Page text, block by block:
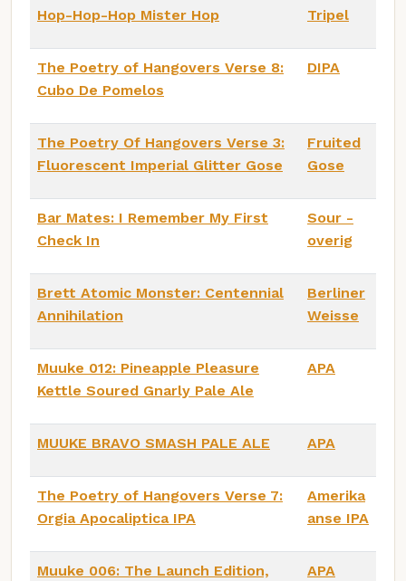
Hop-Hop-Hop Mister Hop Tripel
The Poetry of Hangovers Verse 8:
Cubo De Pomelos
DIPA
The Poetry Of Hangovers Verse 3:
Fluorescent Imperial Glitter Gose
Fruited
Gose
Bar Mates: I Remember My First
Check In
Sour -
overig
Brett Atomic Monster: Centennial
Annihilation
Berliner
Weisse
Muuke 012: Pineapple Pleasure
Kettle Soured Gnarly Pale Ale
APA
MUUKE BRAVO SMASH PALE ALE APA
The Poetry of Hangovers Verse 7:
Orgia Apocaliptica IPA
Amerika
anse IPA
Muuke 006: The Launch Edition,
APA